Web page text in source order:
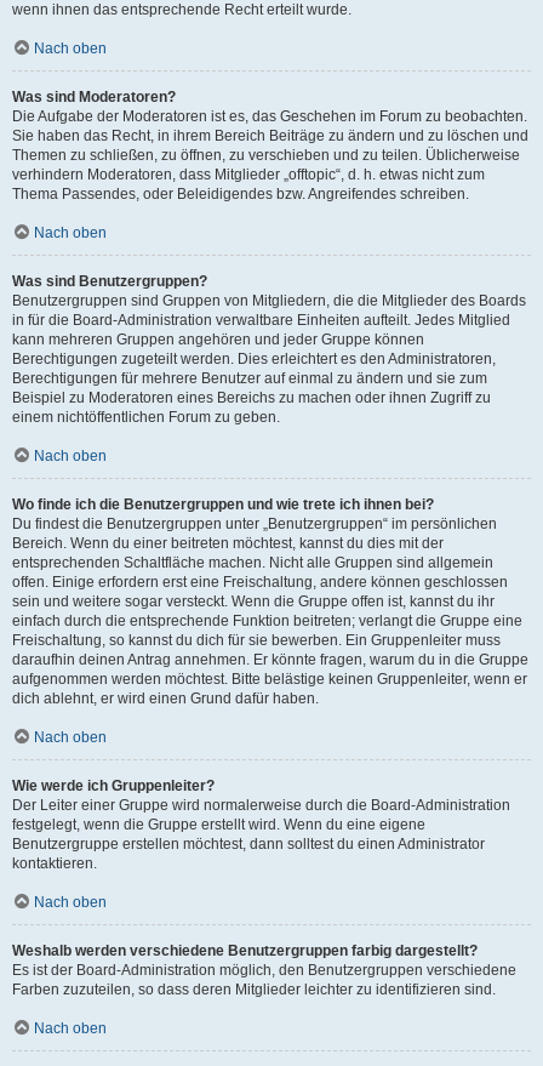
wenn ihnen das entsprechende Recht erteilt wurde.
Nach oben
Was sind Moderatoren?
Die Aufgabe der Moderatoren ist es, das Geschehen im Forum zu beobachten.
Sie haben das Recht, in ihrem Bereich Beiträge zu ändern und zu löschen und
Themen zu schließen, zu öffnen, zu verschieben und zu teilen. Üblicherweise
verhindern Moderatoren, dass Mitglieder „offtopic“, d. h. etwas nicht zum
Thema Passendes, oder Beleidigendes bzw. Angreifendes schreiben.
Nach oben
Was sind Benutzergruppen?
Benutzergruppen sind Gruppen von Mitgliedern, die die Mitglieder des Boards
in für die Board-Administration verwaltbare Einheiten aufteilt. Jedes Mitglied
kann mehreren Gruppen angehören und jeder Gruppe können
Berechtigungen zugeteilt werden. Dies erleichtert es den Administratoren,
Berechtigungen für mehrere Benutzer auf einmal zu ändern und sie zum
Beispiel zu Moderatoren eines Bereichs zu machen oder ihnen Zugriff zu
einem nichtöffentlichen Forum zu geben.
Nach oben
Wo finde ich die Benutzergruppen und wie trete ich ihnen bei?
Du findest die Benutzergruppen unter „Benutzergruppen“ im persönlichen
Bereich. Wenn du einer beitreten möchtest, kannst du dies mit der
entsprechenden Schaltfläche machen. Nicht alle Gruppen sind allgemein
offen. Einige erfordern erst eine Freischaltung, andere können geschlossen
sein und weitere sogar versteckt. Wenn die Gruppe offen ist, kannst du ihr
einfach durch die entsprechende Funktion beitreten; verlangt die Gruppe eine
Freischaltung, so kannst du dich für sie bewerben. Ein Gruppenleiter muss
daraufhin deinen Antrag annehmen. Er könnte fragen, warum du in die Gruppe
aufgenommen werden möchtest. Bitte belästige keinen Gruppenleiter, wenn er
dich ablehnt, er wird einen Grund dafür haben.
Nach oben
Wie werde ich Gruppenleiter?
Der Leiter einer Gruppe wird normalerweise durch die Board-Administration
festgelegt, wenn die Gruppe erstellt wird. Wenn du eine eigene
Benutzergruppe erstellen möchtest, dann solltest du einen Administrator
kontaktieren.
Nach oben
Weshalb werden verschiedene Benutzergruppen farbig dargestellt?
Es ist der Board-Administration möglich, den Benutzergruppen verschiedene
Farben zuzuteilen, so dass deren Mitglieder leichter zu identifizieren sind.
Nach oben